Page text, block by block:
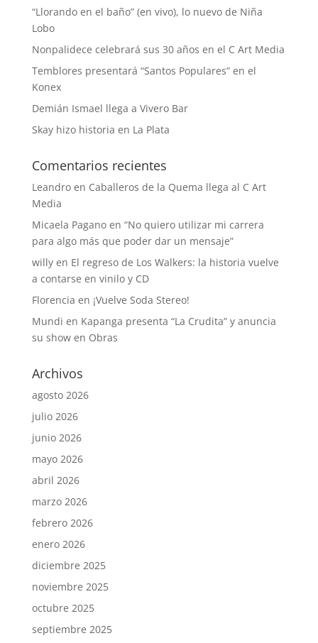
“Llorando en el baño” (en vivo), lo nuevo de Niña
Lobo
Nonpalidece celebrará sus 30 años en el C Art Media
Temblores presentará “Santos Populares” en el
Konex
Demián Ismael llega a Vivero Bar
Skay hizo historia en La Plata
Comentarios recientes
Leandroen Caballeros de la Quema llega al C Art
Media
Micaela Paganoen “No quiero utilizar mi carrera
para algo más que poder dar un mensaje”
willyen El regreso de Los Walkers: la historia vuelve
a contarse en vinilo y CD
Florencia en ¡Vuelve Soda Stereo!
Mundi en Kapanga presenta “La Crudita” y anuncia
su show en Obras
Archivos
agosto 2026
julio 2026
junio 2026
mayo 2026
abril 2026
marzo 2026
febrero 2026
enero 2026
diciembre 2025
noviembre 2025
octubre 2025
septiembre 2025